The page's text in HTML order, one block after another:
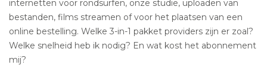
internetten voor rondsurfen, onze studie, uploaden van
bestanden, films streamen of voor het plaatsen van een
online bestelling. Welke 3-in-1 pakket providers zijn er zoal?
Welke snelheid heb ik nodig? En wat kost het abonnement
mij?